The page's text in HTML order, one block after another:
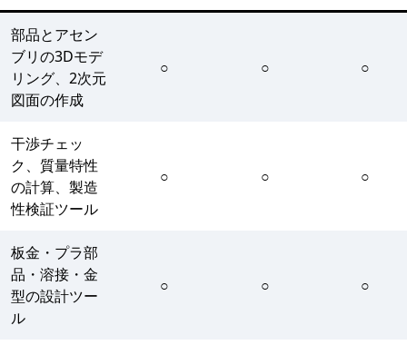
部品とアセン
ブリの3Dモデ
リング、2次元
図面の作成
○ ○ ○
干渉チェッ
ク、質量特性
の計算、製造
性検証ツール
○ ○ ○
板金・プラ部
品・溶接・金
型の設計ツー
ル
○ ○ ○